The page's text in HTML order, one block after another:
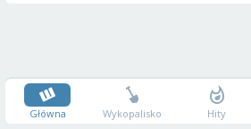
Główna Wykopalisko Hity